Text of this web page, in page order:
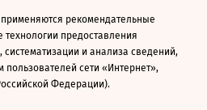
рекомендательные
предоставления
и анализа сведений,
сети «Интернет»,
Федерации).